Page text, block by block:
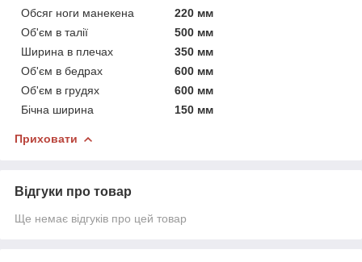
Обсяг ноги манекена
220 мм
Об'єм в талії
500 мм
Ширина в плечах
350 мм
Об'єм в бедрах
600 мм
Об'єм в грудях
600 мм
Бічна ширина
150 мм
Приховати
Відгуки про товар
Ще немає відгуків про цей товар